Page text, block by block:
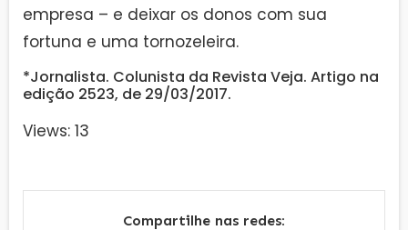
empresa – e deixar os donos com sua
fortuna e uma tornozeleira.
*Jornalista. Colunista da Revista Veja. Artigo na
edição 2523, de 29/03/2017.
Views: 13
Compartilhe nas redes: